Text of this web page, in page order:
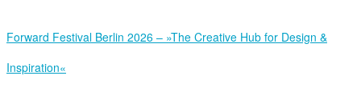
Forward Festival Berlin 2026 – »The Creative Hub for Design &
Inspiration«